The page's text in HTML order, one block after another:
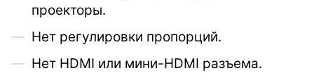
проекторы.
Нет регулировки пропорций.
Нет HDMI или мини-HDMI разъема.